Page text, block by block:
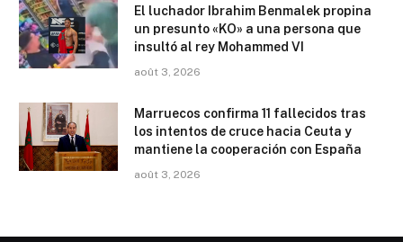
El luchador Ibrahim Benmalek propina
un presunto «KO» a una persona que
insultó al rey Mohammed VI
août 3, 2026
Marruecos confirma 11 fallecidos tras
los intentos de cruce hacia Ceuta y
mantiene la cooperación con España
août 3, 2026